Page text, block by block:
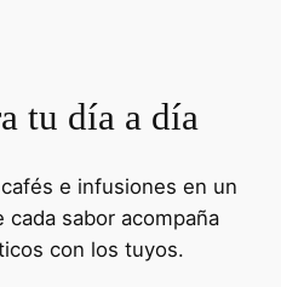
tu día a día
e infusiones en un
sabor acompaña
con los tuyos.